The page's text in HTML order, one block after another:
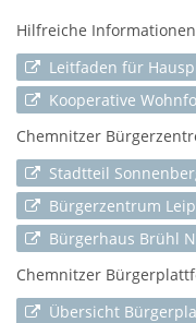
Hilfreiche
Leitfaden für
Kooperative
Chemnitzer
Stadtteil
Bürgerzentrum
Bürgerhaus Brühl
Chemnitzer
Übersicht